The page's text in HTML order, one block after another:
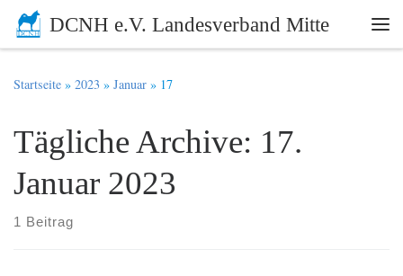
Zum Inhalt springen
DCNH e.V. Landesverband Mitte
Startseite » 2023 » Januar » 17
Tägliche Archive: 17.
Januar 2023
1 Beitrag